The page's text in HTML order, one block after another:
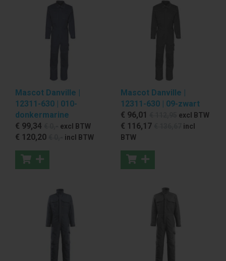
Mascot Danville |
12311-630 | 010-
donkermarine
€ 99,34 excl BTW
€ 120,20 incl BTW
Mascot Danville |
12311-630 | 09-zwart
€ 96,01 excl BTW
€ 116,17
incl
BTW